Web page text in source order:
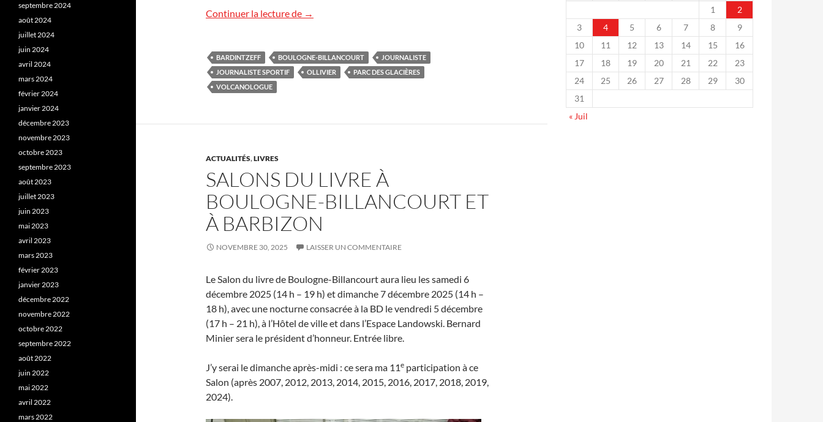
Continuer la lecture de Rencontre sympa avec Jean-Paul Ollivier
→
BARDINTZEFF BOULOGNE-BILLANCOURT
JOURNALISTE
JOURNALISTE SPORTIF
OLLIVIER
PARC DES GLACIÈRES
VOLCANOLOGUE
ACTUALITÉS,LIVRES
SALONS DU LIVRE À
BOULOGNE-BILLANCOURT ET
À BARBIZON
NOVEMBRE 30, 2025 LAISSER UN COMMENTAIRE
Le Salon du livre de Boulogne-Billancourt aura lieu les samedi 6
décembre 2025 (14 h – 19 h) et dimanche 7 décembre 2025 (14 h –
18 h), avec une nocturne consacrée à la BD le vendredi 5 décembre
(17 h – 21 h), à l’Hôtel de ville et dans l’Espace Landowski. Bernard
Minier sera le président d’honneur. Entrée libre.
J’y serai le dimanche après-midi : ce sera ma 11e participation à ce
Salon (après 2007, 2012, 2013, 2014, 2015, 2016, 2017, 2018, 2019,
2024).
1
2
3
4 5 6 7 8
9
10
11 12 13 14 15
16
17
18 19 20 21 22
23
24
25 26 27 28 29
30
31
« Juil
septembre 2024
août 2024
juillet 2024
juin 2024
avril 2024
mars 2024
février 2024
janvier 2024
décembre 2023
novembre 2023
octobre 2023
septembre 2023
août 2023
juillet 2023
juin 2023
mai 2023
avril 2023
mars 2023
février 2023
janvier 2023
décembre 2022
novembre 2022
octobre 2022
septembre 2022
août 2022
juin 2022
mai 2022
avril 2022
mars 2022